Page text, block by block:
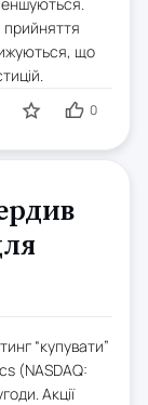
що
0
“купувати”
(NASDAQ:
Акції